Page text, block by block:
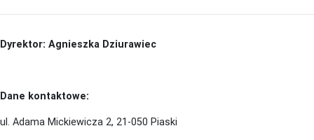
Dyrektor: Agnieszka Dziurawiec
Dane kontaktowe:
ul. Adama Mickiewicza 2, 21-050 Piaski